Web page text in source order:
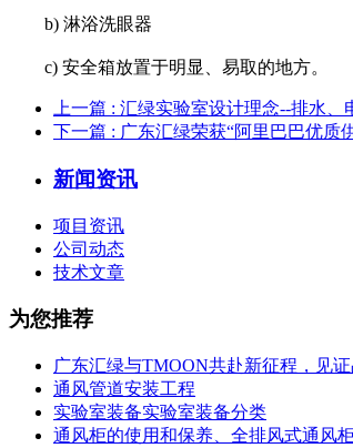
b) 淋浴洗眼器
c) 安全箱放置于明显、易取的地方。
上一篇 : 汇绿实验室设计理念--排水、
下一篇 : 广东汇绿荣获“阿里巴巴优质
新闻资讯
项目资讯
公司动态
技术文章
为您推荐
广东汇绿与TMOON共赴新征程，见
通风管道安装工程
实验室装备实验室装备分类
通风柜的使用和保养、全排风式通风